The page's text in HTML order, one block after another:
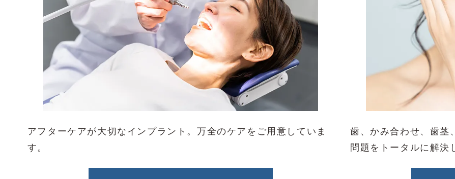
アフターケアが大切なインプラント。万全のケアをご用意していま
す。
歯、かみ合わせ、歯茎
問題をトータルに解決